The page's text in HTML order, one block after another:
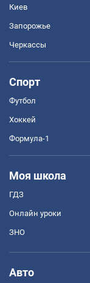
Киев
Запорожье
Черкассы
Спорт
Футбол
Хоккей
Формула-1
Моя школа
ГДЗ
Онлайн уроки
ЗНО
Авто